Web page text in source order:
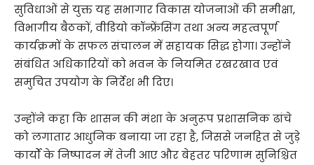
सुविधाओं से युक्त यह सभागार विकास योजनाओं की समीक्षा,
विभागीय बैठकों, वीडियो कॉन्फ्रेंसिंग तथा अन्य महत्वपूर्ण
कार्यक्रमों के सफल संचालन में सहायक सिद्ध होगा। उन्होंने
संबंधित अधिकारियों को भवन के नियमित रखरखाव एवं
समुचित उपयोग के निर्देश भी दिए।
उन्होंने कहा कि शासन की मंशा के अनुरूप प्रशासनिक ढांचे
को लगातार आधुनिक बनाया जा रहा है, जिससे जनहित से जुड़े
कार्यों के निष्पादन में तेजी आए और बेहतर परिणाम सुनिश्चित